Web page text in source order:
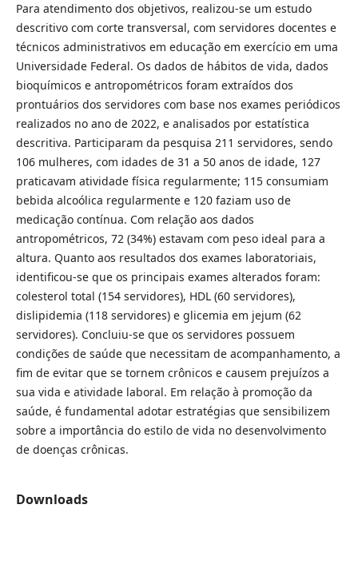
Para atendimento dos objetivos, realizou-se um estudo
descritivo com corte transversal, com servidores docentes e
técnicos administrativos em educação em exercício em uma
Universidade Federal. Os dados de hábitos de vida, dados
bioquímicos e antropométricos foram extraídos dos
prontuários dos servidores com base nos exames periódicos
realizados no ano de 2022, e analisados por estatística
descritiva. Participaram da pesquisa 211 servidores, sendo
106 mulheres, com idades de 31 a 50 anos de idade, 127
praticavam atividade física regularmente; 115 consumiam
bebida alcoólica regularmente e 120 faziam uso de
medicação contínua. Com relação aos dados
antropométricos, 72 (34%) estavam com peso ideal para a
altura. Quanto aos resultados dos exames laboratoriais,
identificou-se que os principais exames alterados foram:
colesterol total (154 servidores), HDL (60 servidores),
dislipidemia (118 servidores) e glicemia em jejum (62
servidores). Concluiu-se que os servidores possuem
condições de saúde que necessitam de acompanhamento, a
fim de evitar que se tornem crônicos e causem prejuízos a
sua vida e atividade laboral. Em relação à promoção da
saúde, é fundamental adotar estratégias que sensibilizem
sobre a importância do estilo de vida no desenvolvimento
de doenças crônicas.
Downloads